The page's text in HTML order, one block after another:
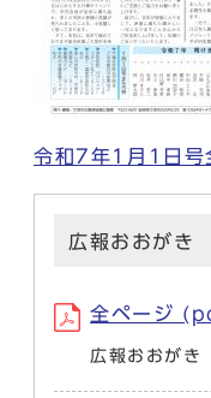
令和7年1月1日号
広報おおが
全ページ
広報おおが